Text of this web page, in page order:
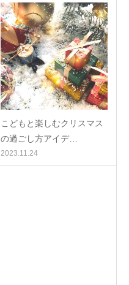
こどもと楽しむクリスマス
の過ごし方アイデ…
2023.11.24